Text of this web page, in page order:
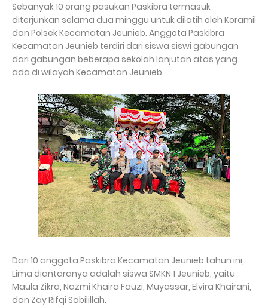
Sebanyak 10 orang pasukan Paskibra termasuk
diterjunkan selama dua minggu untuk dilatih oleh Koramil
dan Polsek Kecamatan Jeunieb. Anggota Paskibra
Kecamatan Jeunieb terdiri dari siswa siswi gabungan
dari gabungan beberapa sekolah lanjutan atas yang
ada di wilayah Kecamatan Jeunieb.
Dari 10 anggota Paskibra Kecamatan Jeunieb tahun ini,
Lima diantaranya adalah siswa SMKN 1 Jeunieb, yaitu
Maula Zikra, Nazmi Khaira Fauzi, Muyassar, Elvira Khairani,
dan Zay Rifqi Sabilillah.